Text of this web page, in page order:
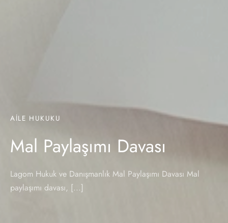
AILE HUKUKU
Mal Paylaşımı Davası
Lagom Hukuk ve Danışmanlık Mal Paylaşımı Davası Mal
paylaşımı davası, [...]